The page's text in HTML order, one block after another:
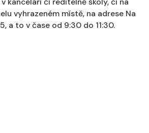
vyhrazeném místě, na adrese Na
a to v čase od 9:30 do 11:30.